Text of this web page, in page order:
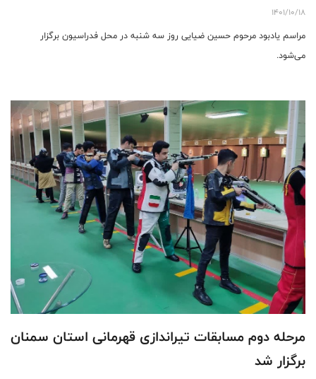
1401/10/18
مراسم یادبود مرحوم حسین ضیایی روز سه شنبه در محل فدراسیون برگزار
می‌شود.
مرحله دوم مسابقات تیراندازی قهرمانی استان سمنان
برگزار شد